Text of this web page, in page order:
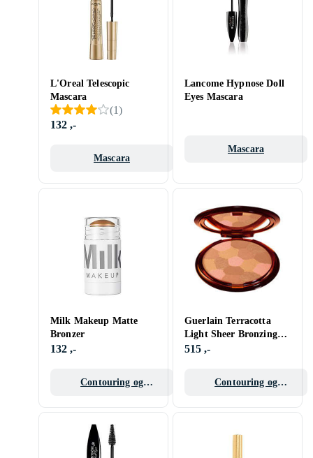
L'Oreal Telescopic
Mascara
(1)
132 ,-
Mascara
Lancome Hypnose Doll
Eyes Mascara
Mascara
Milk Makeup Matte
Bronzer
132 ,-
Contouring og
Guerlain Terracotta
Light Sheer Bronzing
Powder
515 ,-
Contouring og